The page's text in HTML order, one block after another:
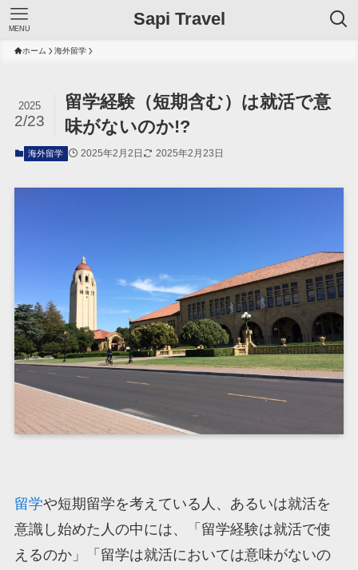
Sapi Travel
MENU
ホーム 海外留学
留学経験（短期含む）は就活で意
味がないのか!?
2025
2/23
海外留学 2025年2月2日 2025年2月23日
留学や短期留学を考えている人、あるいは就活を
意識し始めた人の中には、「留学経験は就活で使
えるのか」「留学は就活においては意味がないの